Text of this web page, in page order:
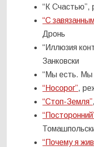
“К Счастью”,
“С
Дронь
“Иллюзия
Занковски
“Мы есть. Мы
“Носорог”,
“Стоп-Земля”
“Почему я